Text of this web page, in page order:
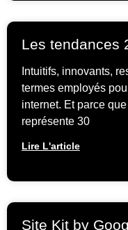
Les tendances
Intuitifs, innovants,
termes employés
internet. Et parce
représente 30
Lire L'article
Site Kit by